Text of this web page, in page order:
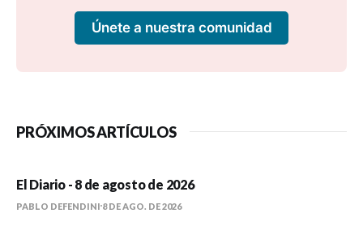
Únete a nuestra comunidad
PRÓXIMOS ARTÍCULOS
El Diario - 8 de agosto de 2026
PABLO DEFENDINI 8 DE AGO. DE 2026